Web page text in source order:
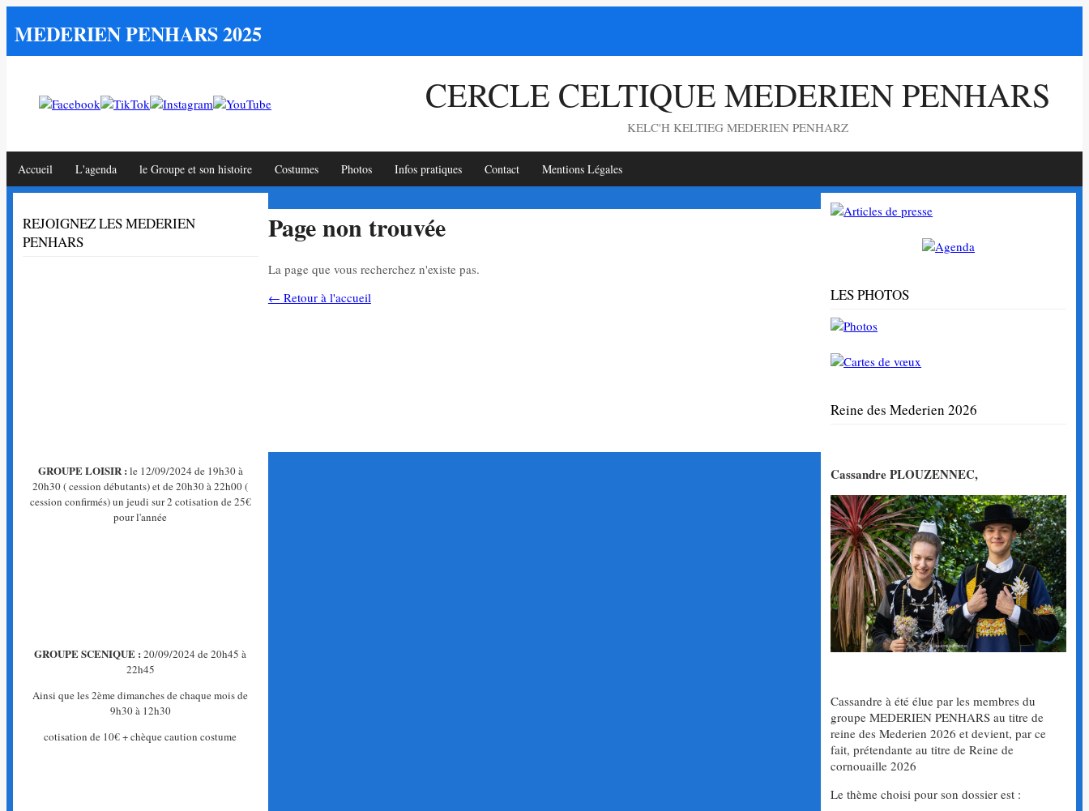
MEDERIEN PENHARS 2025
CERCLE CELTIQUE MEDERIEN PENHARS
KELC'H KELTIEG MEDERIEN PENHARZ
Accueil L'agenda le Groupe et son histoire Costumes Photos Infos pratiques Contact Mentions Légales
REJOIGNEZ LES MEDERIEN
PENHARS
GROUPE LOISIR : le 12/09/2024 de 19h30 à
20h30 ( cession débutants) et de 20h30 à 22h00 (
cession confirmés) un jeudi sur 2 cotisation de 25€
pour l'année
GROUPE SCENIQUE : 20/09/2024 de 20h45 à
22h45
Ainsi que les 2ème dimanches de chaque mois de
9h30 à 12h30
cotisation de 10€ + chèque caution costume
Page non trouvée
La page que vous recherchez n'existe pas.
← Retour à l'accueil
LES PHOTOS
Reine des Mederien 2026
Cassandre PLOUZENNEC,
Cassandre à été élue par les membres du
groupe MEDERIEN PENHARS au titre de
reine des Mederien 2026 et devient, par ce
fait, prétendante au titre de Reine de
cornouaille 2026
Le thème choisi pour son dossier est :